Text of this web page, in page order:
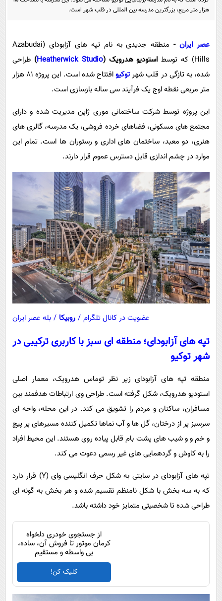
سرگرمی
گوناگون
حوادث
محیط زیست
فرهنگی
بین الملل
سیاست خارجی
پیامک
آشپزی
دانلود
هزار متر مربع، بزرگترین مدرسه بین المللی در قلب شهر است.
عصر ایران-
منطقه جدیدی به نام تپه های آزابودای (Azabudai
Hills) که توسط
استودیو هدرویک (Heatherwick Studio
) طراحی
شده، به تازگی در قلب شهرتوکیو
افتتاح شده است. این پروژه 81 هزار
متر مربعی نقطه اوج یک فرآیند سی ساله بازسازی است.
این پروژه توسط شرکت ساختمانی موری ژاپن مدیریت شده و دارای
مجتمع های مسکونی، فضاهای خرده فروشی، یک مدرسه، گالری های
هنری، دو معبد، ساختمان های اداری و رستوران ها است. تمام این
موارد در چشم اندازی قابل دسترس عموم قرار دارند.
عضویت در کانال تلگرام / روبیکا / بله عصر ایران
تپه های آزابودای؛ منطقه ای سبز با کاربری ترکیبی در
شهر توکیو
منطقه تپه های آزابودای زیر نظر توماس هدرویک، معمار اصلی
استودیو هدرویک، شکل گرفته است. طراحی وی ارتباطات هدفمند بین
مسافران، ساکنان و مردم را تشویق می کند. در این محله، واحه ای
سرسبز پر از درختان، گل ها و آب نماها تکمیل کننده مسیرهای پر پیچ
و خم و و شیب های پشت بام قابل پیاده روی هستند. این محیط افراد
را به کاوش و گردهمایی های غیر رسمی دعوت می کند.
تپه های آزابودای در سایتی به شکل حرف انگلیسی وای (Y) قرار دارد
که به سه بخش با شکل نامنظم تقسیم شده و هر بخش به گونه ای
طراحی شده تا شخصیتی متمایز خود داشته باشد.
از جستجوی خودری دلخواه
کرمان موتور تا فروش آن، ساده،
بی واسطه و مستقیم
کلیک کن!